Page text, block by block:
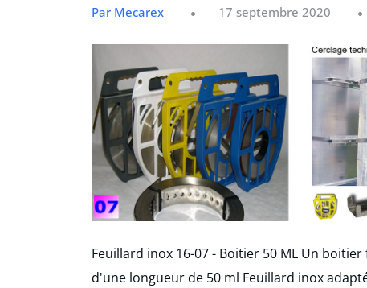
Par Mecarex 17 septembre 2020
Feuillard inox 16-07 - Boitier 50 ML Un
d'une longueur de 50 ml Feuillard inox